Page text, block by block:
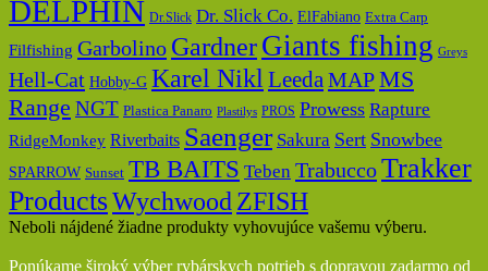
DELPHIN Dr.Slick Dr. Slick Co. ElFabiano Extra Carp
Filfishing Garbolino GardnerGiants fishing Greys
Hell-Cat Hobby-G Karel Nikl Leeda MAPMS
Range NGT Plastica Panaro Plastilys PROS Prowess Rapture
RidgeMonkey Riverbaits Saenger Sakura Sert Snowbee
SPARROW Sunset TB BAITS Teben TrabuccoTrakker
ProductsWychwood ZFISH
Neboli nájdené žiadne produkty vyhovujúce vašemu výberu.
Ponúkame široký výber rybárskych potrieb s dopravou zadarmo od